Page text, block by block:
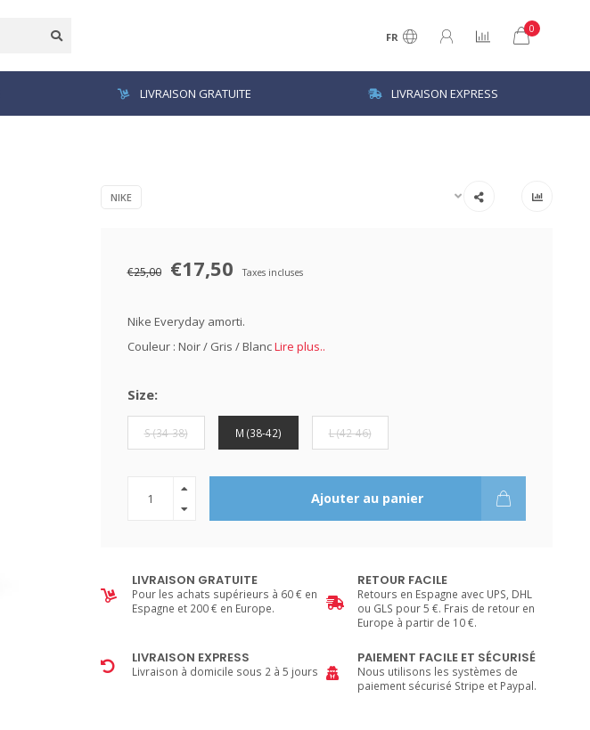
FR
0
LIVRAISON GRATUITE LIVRAISON EXPRESS
NIKE
€25,00 €17,50 Taxes incluses
Nike Everyday amorti.
Couleur : Noir / Gris / BlancLire plus..
Size:
S (34-38) M (38-42) L (42-46)
Ajouter au panier
LIVRAISON GRATUITE
Pour les achats supérieurs à 60 € en
Espagne et 200 € en Europe.
RETOUR FACILE
Retours en Espagne avec UPS, DHL
ou GLS pour 5 €. Frais de retour en
Europe à partir de 10 €.
LIVRAISON EXPRESS
Livraison à domicile sous 2 à 5 jours
PAIEMENT FACILE ET SÉCURISÉ
Nous utilisons les systèmes de
paiement sécurisé Stripe et Paypal.